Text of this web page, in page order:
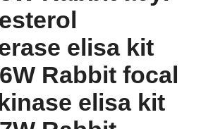
elisa kit
Rabbit focal
elisa kit